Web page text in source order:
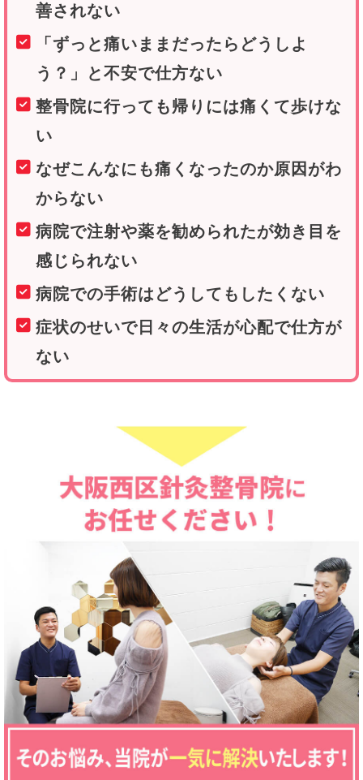
善されない
「ずっと痛いままだったらどうしよ
う？」と不安で仕方ない
整骨院に行っても帰りには痛くて歩けな
い
なぜこんなにも痛くなったのか原因がわ
からない
病院で注射や薬を勧められたが効き目を
感じられない
病院での手術はどうしてもしたくない
症状のせいで日々の生活が心配で仕方が
ない